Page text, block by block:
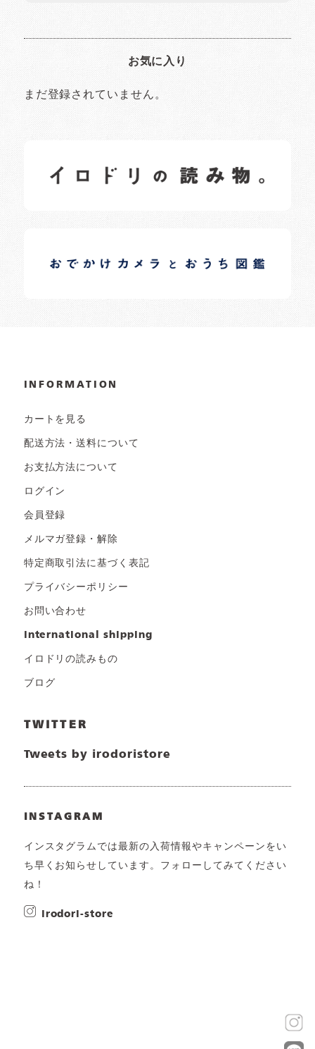
お気に入り
まだ登録されていません。
日常の様子など随時更新中です。
日常の様子など随時更新中です。
INFORMATION
カートを見る
配送方法・送料について
お支払方法について
ログイン
会員登録
メルマガ登録・解除
特定商取引法に基づく表記
プライバシーポリシー
お問い合わせ
international shipping
イロドリの読みもの
ブログ
TWITTER
Tweets by irodoristore
INSTAGRAM
インスタグラムでは最新の入荷情報やキャンペーンをい
ち早くお知らせしています。フォローしてみてください
ね！
irodori-store